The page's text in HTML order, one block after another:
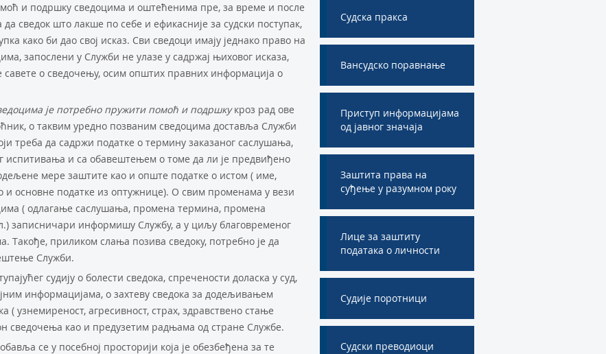
Судска пракса
Вансудско поравнање
Приступ информацијама
од јавног значаја
Заштита права на
суђење у разумном року
Лице за заштиту
података о личности
Судије поротници
Судски преводиоци
и подршку сведоцима и оштећенима пре, за време и после
сведок што лакше по себе и ефикасније за судски поступак,
како би дао свој исказ. Сви сведоци имају једнако право на
запослени у Служби не улазе у садржај њиховог исказа,
савете о сведочењу, осим општих правних информација о
је потребно пружити помоћ и подршкукроз рад ове
о таквим уредно позваним сведоцима доставља Служби
треба да садржи податке о термину заказаног саслушања,
испитивања и са обавештењем о томе да ли је предвиђено
мере заштите као и опште податке о истом ( име,
и основне податке из оптужнице). О свим променама у вези
( одлагање саслушања, промена термина, промена
записничари информишу Службу, а у циљу благовременог
Такође, приликом слања позива сведоку, потребно је да
Служби.
судију о болести сведока, спречености доласка у суд,
информацијама, о захтеву сведока за додељивањем
( узнемиреност, агресивност, страх, здравствено стање
сведочења као и предузетим радњама од стране Службе.
се у посебној просторији која је обезбеђена за те